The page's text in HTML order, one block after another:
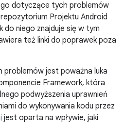
dotyczące tych problemów
Projektu Android
do niego znajduje się w tym
też linki do poprawek poza
problemów jest poważna luka
Framework, która
podwyższenia uprawnień
do wykonywania kodu przez
jest oparta na wpływie, jaki